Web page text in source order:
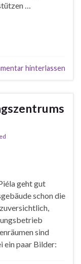
…
hinterlassen
geht gut
schon die
sind
ein paar Bilder: